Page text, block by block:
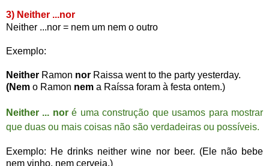
3) Neither ...nor
Neither ...nor = nem um nem o outro
Exemplo:
Neither Ramon nor Raissa went to the party yesterday.
(Nem o Ramon nem a Raíssa foram à festa ontem.)
Neither ... nor é uma construção que usamos para mostrar
que duas ou mais coisas não são verdadeiras ou possíveis.
Exemplo: He drinks neitherwine norbeer. (Ele não bebe
nem vinho, nem cerveja.)